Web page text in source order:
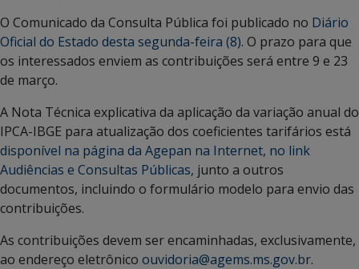
O Comunicado da Consulta Pública foi publicado no Diário
Oficial do Estado desta segunda-feira (8). O prazo para que
os interessados enviem as contribuições será entre 9 e 23
de março.
A Nota Técnica explicativa da aplicação da variação anual do
IPCA-IBGE para atualização dos coeficientes tarifários está
disponível na página da Agepan na Internet, no link
Audiências e Consultas Públicas, junto a outros
documentos, incluindo o formulário modelo para envio das
contribuições.
As contribuições devem ser encaminhadas, exclusivamente,
ao endereço eletrônico ouvidoria@agems.ms.gov.br.